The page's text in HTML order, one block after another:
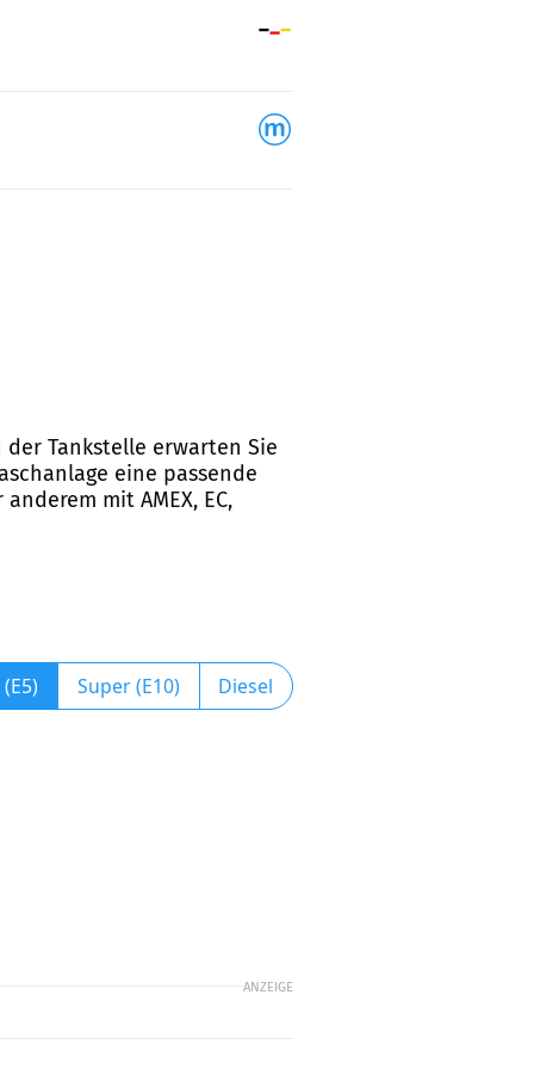
der Tankstelle erwarten Sie
eine passende
mit AMEX, EC,
Super (E10) Diesel
ANZEIGE